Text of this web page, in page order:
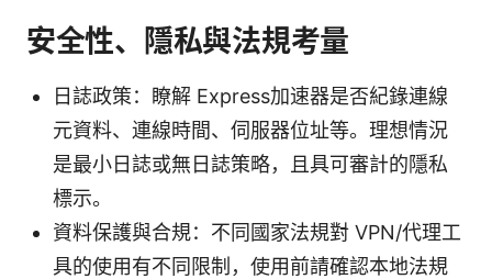
安全性、隱私與法規考量
日誌政策：瞭解 Express加速器是否紀錄連線
元資料、連線時間、伺服器位址等。理想情況
是最小日誌或無日誌策略，且具可審計的隱私
標示。
資料保護與合規：不同國家法規對 VPN/代理工
具的使用有不同限制，使用前請確認本地法規